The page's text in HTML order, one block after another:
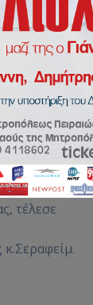
Ευάγγελος
στα
τέλεσε